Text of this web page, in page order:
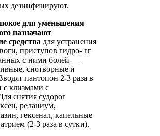
дезинфицируют.
для уменьшения
назначают
средства для устранения
приступов гидро- гг
с ними болей —
снотворные и
пантопон 2-3 раза в
с клизмами с
снятия судорог
реланиум,
гексенал, капельные
(2-3 раза в сутки).